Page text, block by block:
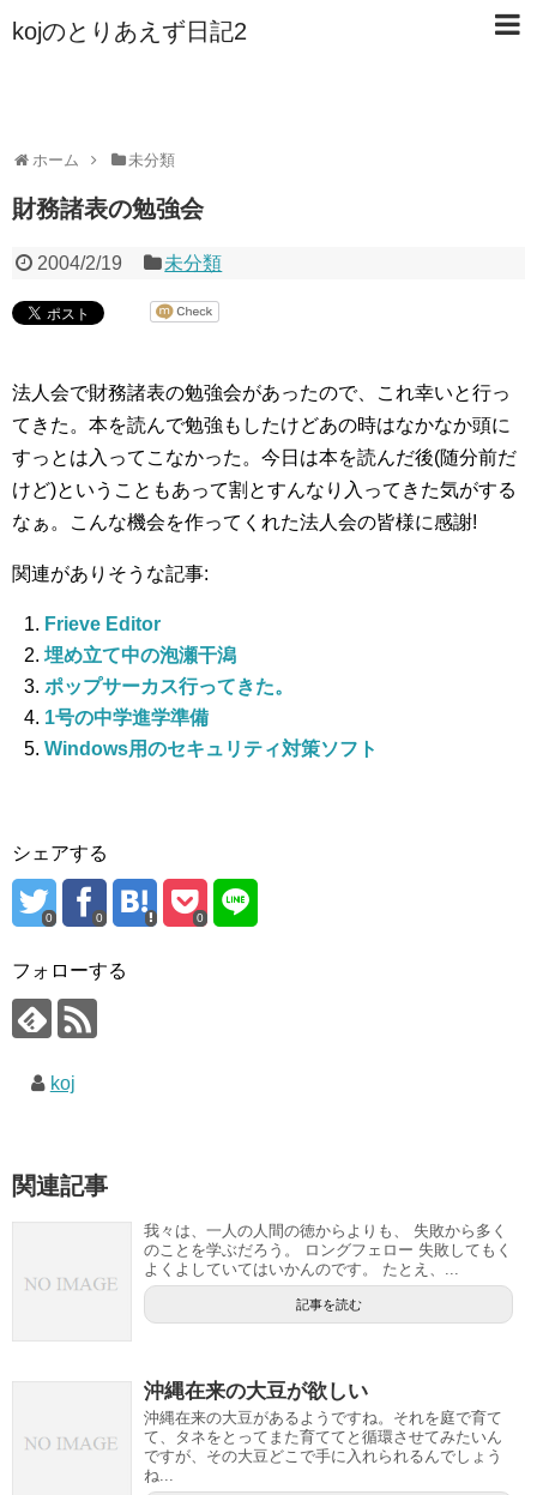
kojのとりあえず日記2
ホーム 未分類
財務諸表の勉強会
2004/2/19 未分類
法人会で財務諸表の勉強会があったので、これ幸いと行っ
てきた。本を読んで勉強もしたけどあの時はなかなか頭に
すっとは入ってこなかった。今日は本を読んだ後(随分前だ
けど)ということもあって割とすんなり入ってきた気がする
なぁ。こんな機会を作ってくれた法人会の皆様に感謝!
関連がありそうな記事:
Frieve Editor
埋め立て中の泡瀬干潟
ポップサーカス行ってきた。
1号の中学進学準備
Windows用のセキュリティ対策ソフト
シェアする
0 0 0
フォローする
koj
関連記事
我々は、一人の人間の徳からよりも、 失敗から多く
のことを学ぶだろう。 ロングフェロー 失敗してもく
よくよしていてはいかんのです。 たとえ、...
記事を読む
沖縄在来の大豆が欲しい
沖縄在来の大豆があるようですね。それを庭で育て
て、タネをとってまた育ててと循環させてみたいん
ですが、その大豆どこで手に入れられるんでしょう
ね...